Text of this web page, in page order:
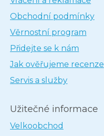
Obchodní podmínky
Věrnostní program
Přidejte se k nám
Jak ověřujeme recenze
Servis a služby
Užitečné informace
Velkoobchod